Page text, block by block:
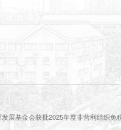
展基金会获批2025年度非营利组织免